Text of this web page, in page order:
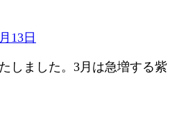
13日
しました。3月は急増する紫